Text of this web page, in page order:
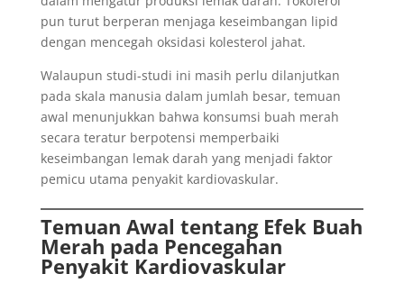
pun turut berperan menjaga keseimbangan lipid
dengan mencegah oksidasi kolesterol jahat.
Walaupun studi-studi ini masih perlu dilanjutkan
pada skala manusia dalam jumlah besar, temuan
awal menunjukkan bahwa konsumsi buah merah
secara teratur berpotensi memperbaiki
keseimbangan lemak darah yang menjadi faktor
pemicu utama penyakit kardiovaskular.
Temuan Awal tentang Efek Buah
Merah pada Pencegahan
Penyakit Kardiovaskular